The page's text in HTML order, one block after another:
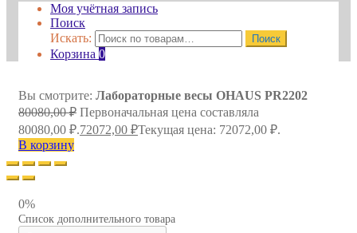
Моя учётная запись
Поиск
Искать:
Поиск
Корзина 0
Вы смотрите: Лабораторные весы OHAUS PR2202
80080,00₽ Первоначальная цена составляла
80080,00 ₽.72072,00 ₽Текущая цена: 72072,00 ₽.
В корзину
0%
Список дополнительного товара